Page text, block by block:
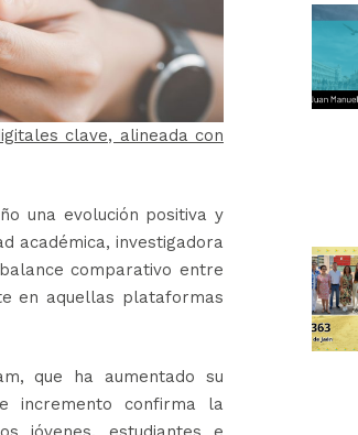
clave, alineada con
una evolución positiva y
académica, investigadora
comparativo entre
en aquellas plataformas
que ha aumentado su
incremento confirma la